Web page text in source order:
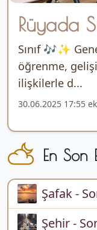
Rüyada
Sınıf 🎶✨
öğrenme,
ilişkilerle d...
30.06.2025 17:55
En Son
Şafak -
Şehir -